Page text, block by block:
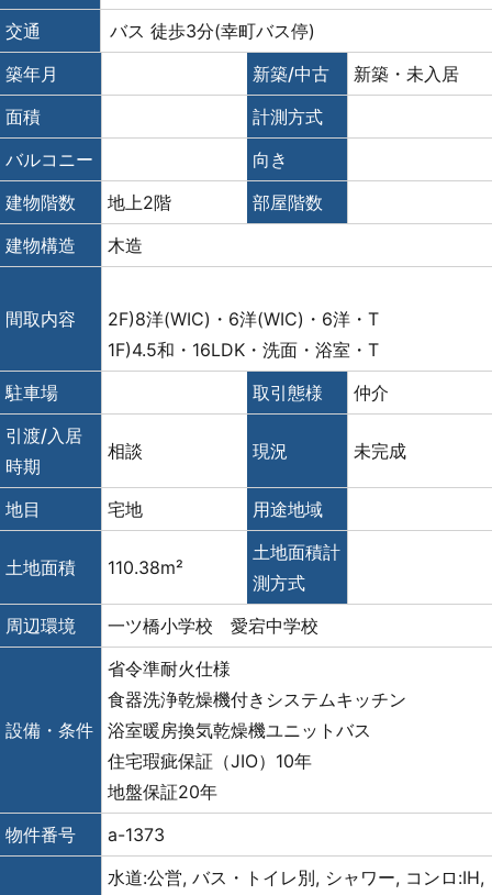
交通
バス 徒歩3分(幸町バス停)
築年月
新築/中古
新築・未入居
面積
計測方式
バルコニー
向き
建物階数
地上2階
部屋階数
建物構造
木造
間取内容
2F)8洋(WIC)・6洋(WIC)・6洋・T
1F)4.5和・16LDK・洗面・浴室・T
駐車場
取引態様
仲介
引渡/入居
時期
相談 現況 未完成
地目 宅地 用途地域
土地面積 110.38m²
土地面積計
測方式
周辺環境
一ツ橋小学校 愛宕中学校
設備・条件
省令準耐火仕様
食器洗浄乾燥機付きシステムキッチン
浴室暖房換気乾燥機ユニットバス
住宅瑕疵保証（JIO）10年
地盤保証20年
物件番号
a-1373
水道:公営, バス・トイレ別, シャワー, コンロ:IH,